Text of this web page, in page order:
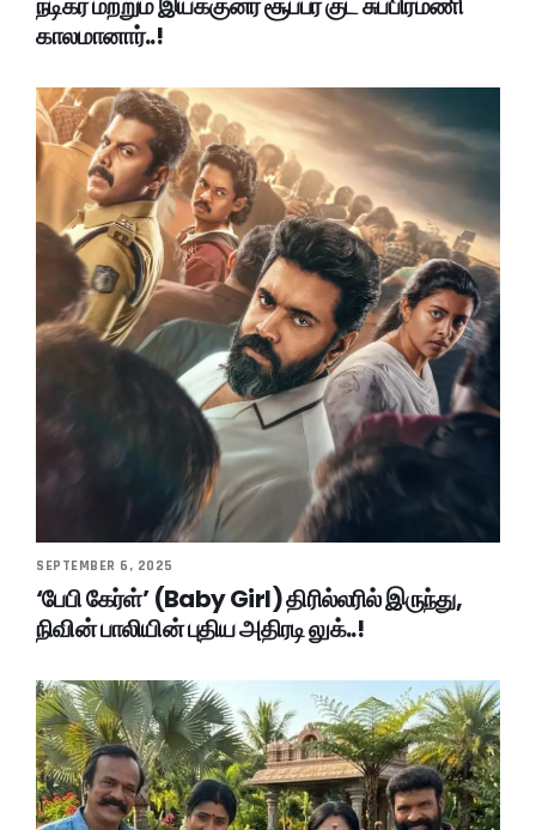
காலமானார்..!
SEPTEMBER 6, 2025
‘பேபி கேர்ள்’ (Baby Girl) திரில்லரில் இருந்து,
நிவின் பாலியின் புதிய அதிரடி லுக்..!